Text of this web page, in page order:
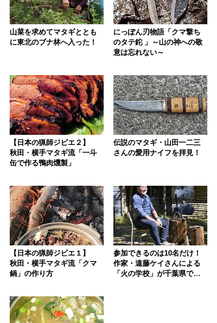
山菜を求めてマタギととも
に東北のブナ林へ入った！
にっぽん刃物語「クマ撃ち
のタテ鉈 」～山の神への敬
意は忘れない～
【日本の猟師ジビエ２】
秋田・横手マタギ流「一斗
缶で作る鴨肉燻製」
伝説のマタギ・山田一二三
さんの愛用ナイフを拝見！
【日本の猟師ジビエ１】
秋田・横手マタギ流「クマ
鍋」の作り方
参加できるのは10名だけ！
作家・遠藤ケイさんによる
「火の学校」が千葉県で開